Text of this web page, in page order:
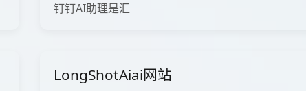
钉钉AI助理是汇
LongShotAiai网站